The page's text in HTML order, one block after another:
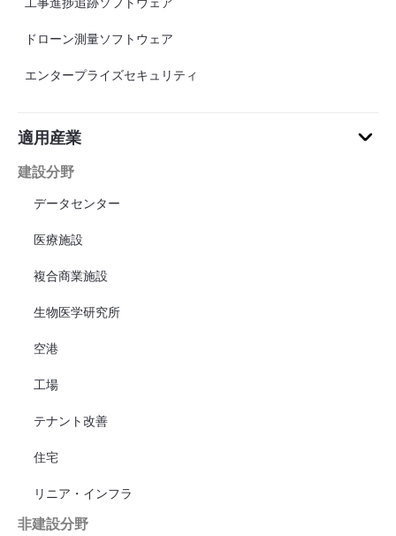
ドローン測量ソフトウェア
エンタープライズセキュリティ
適用産業
建設分野
データセンター
医療施設
複合商業施設
生物医学研究所
空港
工場
テナント改善
住宅
リニア・インフラ
非建設分野